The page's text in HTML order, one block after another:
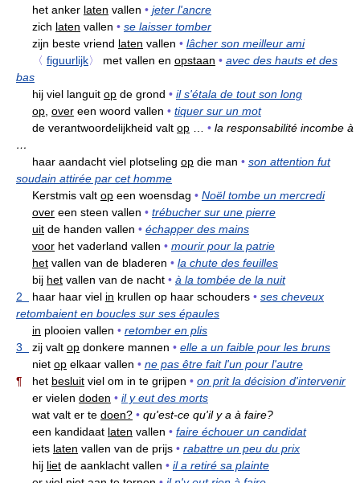
het anker laten vallen • jeter l'ancre
zich laten vallen • se laisser tomber
zijn beste vriend laten vallen • lâcher son meilleur ami
〈 figuurlijk〉 met vallen en opstaan • avec des hauts et des
bas
hij viel languit op de grond • il s'étala de tout son long
op, over een woord vallen • tiquer sur un mot
de verantwoordelijkheid valt op • la responsabilité incombe à
…
haar aandacht viel plotseling op die man • son attention fut
soudain attirée par cet homme
Kerstmis valt op een woensdag • Noël tombe un mercredi
over een steen vallen • trébucher sur une pierre
uit de handen vallen • échapper des mains
voor het vaderland vallen • mourir pour la patrie
het vallen van de bladeren • la chute des feuilles
bij het vallen van de nacht • à la tombée de la nuit
2
haar haar viel in krullen op haar schouders • ses cheveux
retombaient en boucles sur ses épaules
in plooien vallen • retomber en plis
3
zij valt op donkere mannen • elle a un faible pour les bruns
niet op elkaar vallen • ne pas être fait l'un pour l'autre
¶ het besluit viel om in te grijpen • on prit la décision d'intervenir
er vielen doden • il y eut des morts
wat valt er te doen? • qu'est-ce qu'il y a à faire?
een kandidaat laten vallen • faire échouer un candidat
iets laten vallen van de prijs • rabattre un peu du prix
hij liet de aanklacht vallen • il a retiré sa plainte